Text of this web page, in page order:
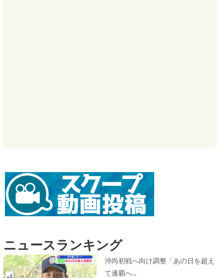
ニュースランキング
沖尚初戦へ向け調整「あの日を超え
て連覇へ...